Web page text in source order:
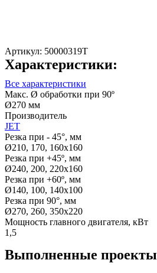
Артикул: 50000319T
Характеристики:
Все характеристики
Макс. Ø обработки при 90º
Ø270 мм
Производитель
JET
Резка при - 45°, мм
Ø210, 170, 160х160
Резка при +45º, мм
Ø240, 200, 220х160
Резка при +60º, мм
Ø140, 100, 140х100
Резка при 90°, мм
Ø270, 260, 350х220
Мощность главного двигателя, кВт
1,5
Выполненные проекты